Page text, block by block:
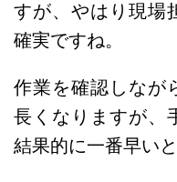
すが、やはり現場
確実ですね。
作業を確認しなが
長くなりますが、
結果的に一番早いと